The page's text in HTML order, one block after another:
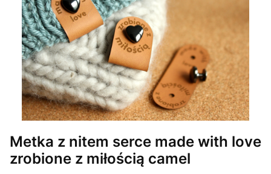
Metka z nitem serce made with love
zrobione z miłością camel